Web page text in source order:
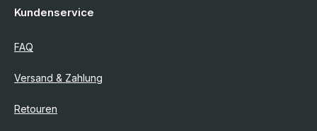
Kundenservice
FAQ
Versand & Zahlung
Retouren